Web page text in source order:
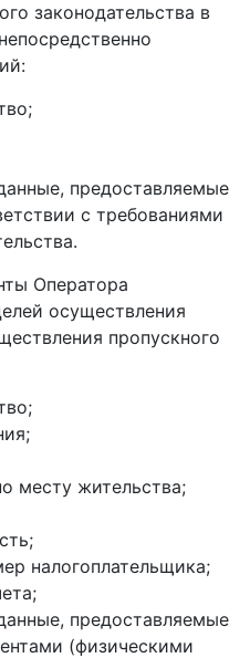
законодательства в
предоставляемые
с требованиями
Оператора
осуществления
пропускного
месту жительства;
налогоплательщика;
предоставляемые
(физическими